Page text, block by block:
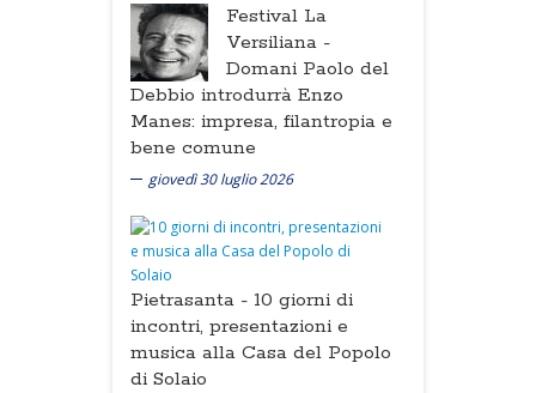
Festival La
Versiliana -
Domani Paolo del
Debbio introdurrà Enzo
Manes: impresa, filantropia e
bene comune
giovedì 30 luglio 2026
Pietrasanta - 10 giorni di
incontri, presentazioni e
musica alla Casa del Popolo
di Solaio